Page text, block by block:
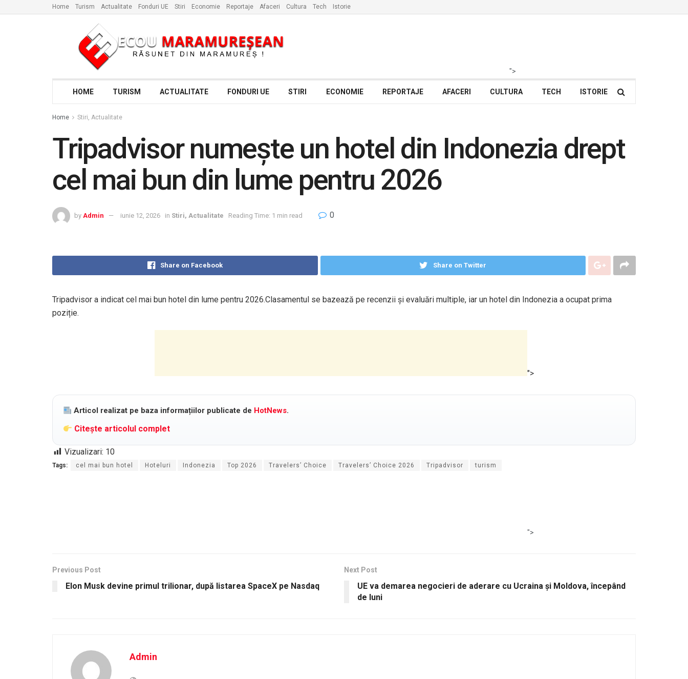
Home Turism Actualitate Fonduri UE Stiri Economie Reportaje Afaceri Cultura Tech Istorie
">
HOME TURISM ACTUALITATE FONDURI UE STIRI ECONOMIE REPORTAJE AFACERI CULTURA TECH ISTORIE
Home Stiri, Actualitate
Tripadvisor numește un hotel din Indonezia drept
cel mai bun din lume pentru 2026
by Admin iunie 12, 2026 in Stiri, Actualitate Reading Time: 1 min read 0
Share on Facebook Share on Twitter
Tripadvisor a indicat cel mai bun hotel din lume pentru 2026.Clasamentul se bazează pe recenzii și evaluări multiple, iar un hotel din Indonezia a ocupat prima
poziție.
">
Articol realizat pe baza informațiilor publicate de HotNews.
Citește articolul complet
Vizualizari: 10
Tags: cel mai bun hotel Hoteluri Indonezia Top 2026 Travelers’ Choice Travelers’ Choice 2026 Tripadvisor turism
">
Previous Post
Elon Musk devine primul trilionar, după listarea SpaceX pe Nasdaq
Next Post
UE va demarea negocieri de aderare cu Ucraina și Moldova, începând
de luni
Admin